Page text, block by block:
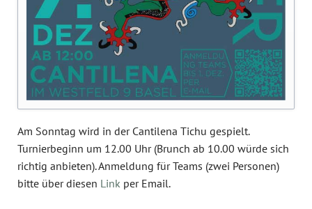
Am Sonntag wird in der Cantilena Tichu gespielt.
Turnierbeginn um 12.00 Uhr (Brunch ab 10.00 würde sich
richtig anbieten). Anmeldung für Teams (zwei Personen)
bitte über diesen Link per Email.